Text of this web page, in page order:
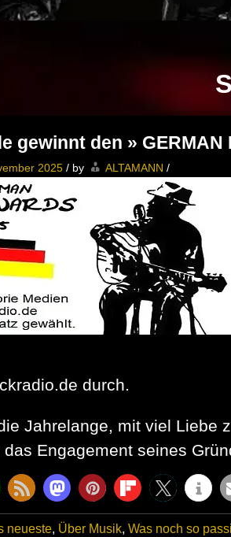
gewinnt den »
2025 / by ALTAMANN /
durch.
Jahrelange, mit viel Liebe
Engagement seines
neueste, Über Musik, Was noch so